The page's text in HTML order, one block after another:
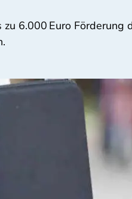
6.000 Euro Förderung